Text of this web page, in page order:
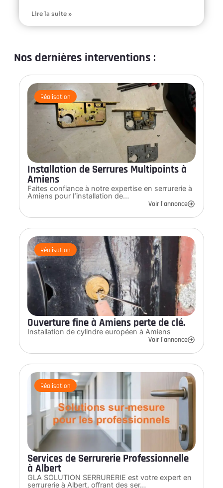
Lire la suite »
Nos dernières interventions :
Réalisation
Installation de Serrures Multipoints à
Amiens
Faites confiance à notre expertise en serrurerie à
Amiens pour l’installation de…
Voir l'annonce
Réalisation
Ouverture fine à Amiens perte de clé.
Installation de cylindre européen à Amiens
Voir l'annonce
Réalisation
Services de Serrurerie Professionnelle
à Albert
GLA SOLUTION SERRURERIE est votre expert en
serrurerie à Albert, offrant des ser…